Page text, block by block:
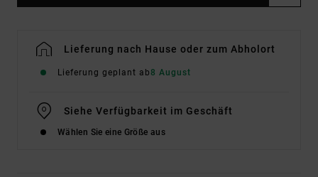
Lieferung nach Hause oder zum Abholort
Lieferung geplant ab8 August
Siehe Verfügbarkeit im Geschäft
Wählen Sie eine Größe aus